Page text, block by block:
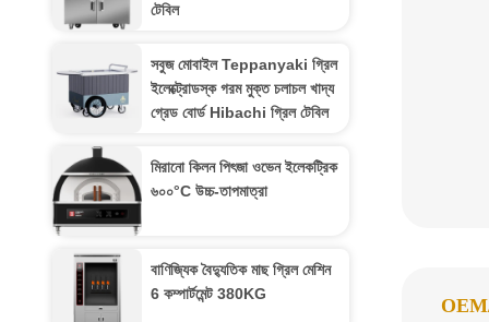
টেবিল
সবুজ মোবাইল Teppanyaki গ্রিল
ইলেক্ট্রোডস্ক গরম মুক্ত চলাচল খাদ্য
গ্রেড বোর্ড Hibachi গ্রিল টেবিল
মিরানো কিলন পিৎজা ওভেন ইলেকট্রিক
৬০০°C উচ্চ-তাপমাত্রা
বাণিজ্যিক বৈদ্যুতিক মাছ গ্রিল মেশিন
6 কম্পার্টমেন্ট 380KG